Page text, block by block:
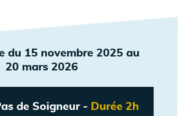
du 15 novembre 2025 au
20 mars 2026
de Soigneur - Durée 2h